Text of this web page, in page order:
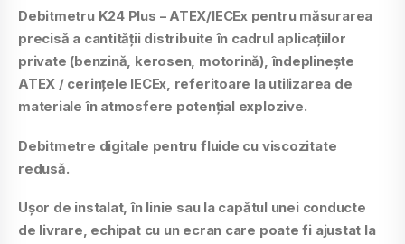
Debitmetru K24 Plus – ATEX/IECEx pentru măsurarea
precisă a cantității distribuite în cadrul aplicațiilor
private (benzină, kerosen, motorină), îndeplinește
ATEX / cerințele IECEx, referitoare la utilizarea de
materiale în atmosfere potențial explozive.
Debitmetre digitale pentru fluide cu viscozitate
redusă.
Ușor de instalat, în linie sau la capătul unei conducte
de livrare, echipat cu un ecran care poate fi ajustat la